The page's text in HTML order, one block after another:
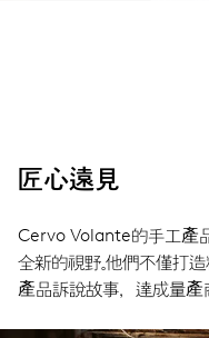
匠心遠見
Cervo Volante的手工產
全新的視野。他們不僅打
產品訴說故事，達成量產